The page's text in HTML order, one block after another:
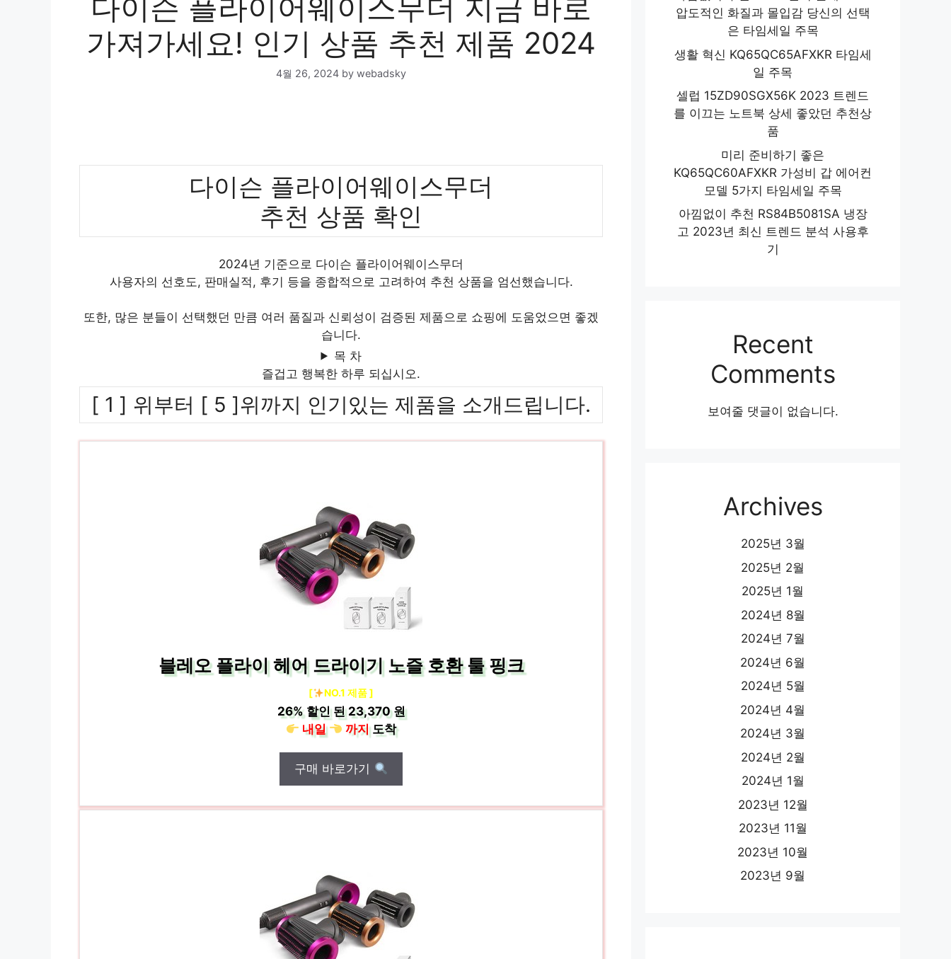
다이슨 플라이어웨이스무더 지금 바로
가져가세요! 인기 상품 추천 제품 2024
4월 26, 2024 by webadsky
다이슨 플라이어웨이스무더
추천 상품 확인
2024년 기준으로 다이슨 플라이어웨이스무더
사용자의 선호도, 판매실적, 후기 등을 종합적으로 고려하여 추천 상품을 엄선했습니다.
또한, 많은 분들이 선택했던 만큼 여러 품질과 신뢰성이 검증된 제품으로 쇼핑에 도움었으면 좋겠
습니다.
목 차
즐겁고 행복한 하루 되십시오.
[ 1 ] 위부터 [ 5 ]위까지 인기있는 제품을 소개드립니다.
블레오 플라이 헤어 드라이기 노즐 호환 툴 핑크
[ NO.1 제품 ]
26%할인 된23,370 원
내일
까지도착
구매 바로가기
압도적인 화질과 몰입감 당신의 선택
은 타임세일 주목
생활 혁신 KQ65QC65AFXKR 타임세
일 주목
셀럽 15ZD90SGX56K 2023 트렌드
를 이끄는 노트북 상세 좋았던 추천상
품
미리 준비하기 좋은
KQ65QC60AFXKR 가성비 갑 에어컨
모델 5가지 타임세일 주목
아낌없이 추천 RS84B5081SA 냉장
고 2023년 최신 트렌드 분석 사용후
기
Recent
Comments
보여줄 댓글이 없습니다.
Archives
2025년 3월
2025년 2월
2025년 1월
2024년 8월
2024년 7월
2024년 6월
2024년 5월
2024년 4월
2024년 3월
2024년 2월
2024년 1월
2023년 12월
2023년 11월
2023년 10월
2023년 9월